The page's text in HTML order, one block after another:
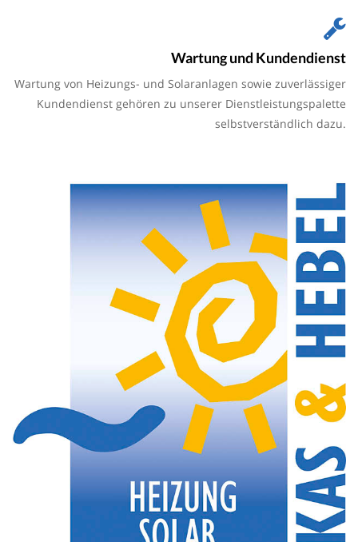
Wartung und Kundendienst
Wartung von Heizungs- und Solaranlagen sowie zuverlässiger
Kundendienst gehören zu unserer Dienstleistungspalette
selbstverständlich dazu.